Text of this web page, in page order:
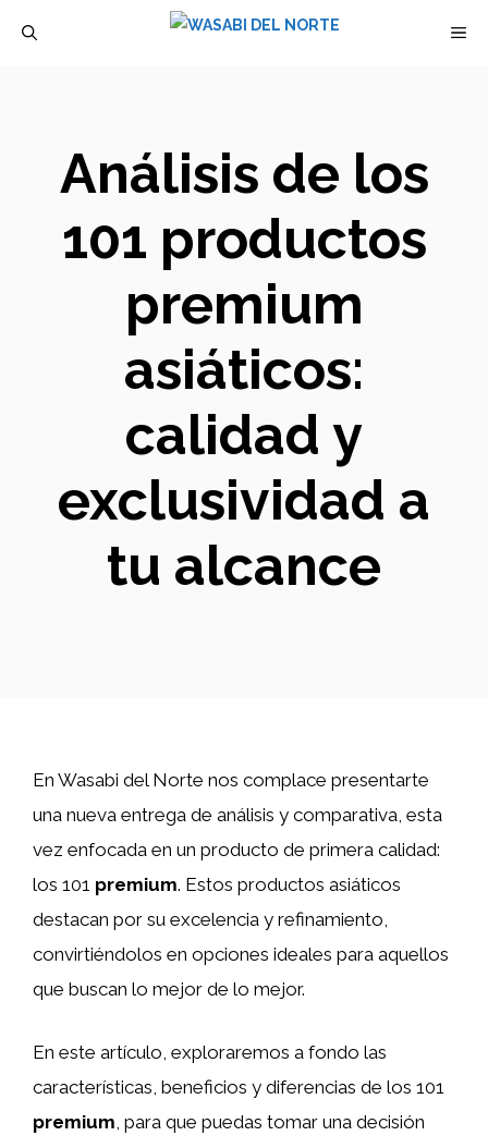
Análisis de los
101 productos
premium
asiáticos:
calidad y
exclusividad a
tu alcance
En Wasabi del Norte nos complace presentarte
una nueva entrega de análisis y comparativa, esta
vez enfocada en un producto de primera calidad:
los 101 premium. Estos productos asiáticos
destacan por su excelencia y refinamiento,
convirtiéndolos en opciones ideales para aquellos
que buscan lo mejor de lo mejor.
En este artículo, exploraremos a fondo las
características, beneficios y diferencias de los 101
premium , para que puedas tomar una decisión